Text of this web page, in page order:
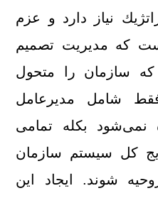
نیاز دارد و عزم
كه مدیریت تصمیم
كه سازمان را متحول
شامل مدیرعامل
نمی‌شود بكله تمامی
كل سیستم سازمان
شوند. ایجاد این